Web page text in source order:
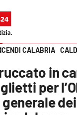
CALABRIA
in
per
dei